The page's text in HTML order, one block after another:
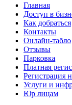
Главная
Доступ в
Как добраться
Контакты
Онлайн-табло
Отзывы
Парковка
Платная
Регистрация
Услуги и
Юр лицам